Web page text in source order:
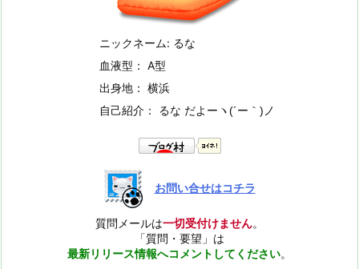
ニックネーム: るな
血液型： A型
出身地： 横浜
自己紹介： るな だよー ヽ(´ー｀)ノ
お問い合せはコチラ
質問メールは一切受付けません。
「質問・要望」は
最新リリース情報へコメントしてください。